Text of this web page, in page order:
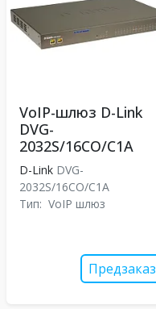
VoIP-шлюз D-Link
DVG-
2032S/16CO/C1A
D-Link DVG-
2032S/16CO/C1A
Тип: VoIP шлюз
Предзаказ